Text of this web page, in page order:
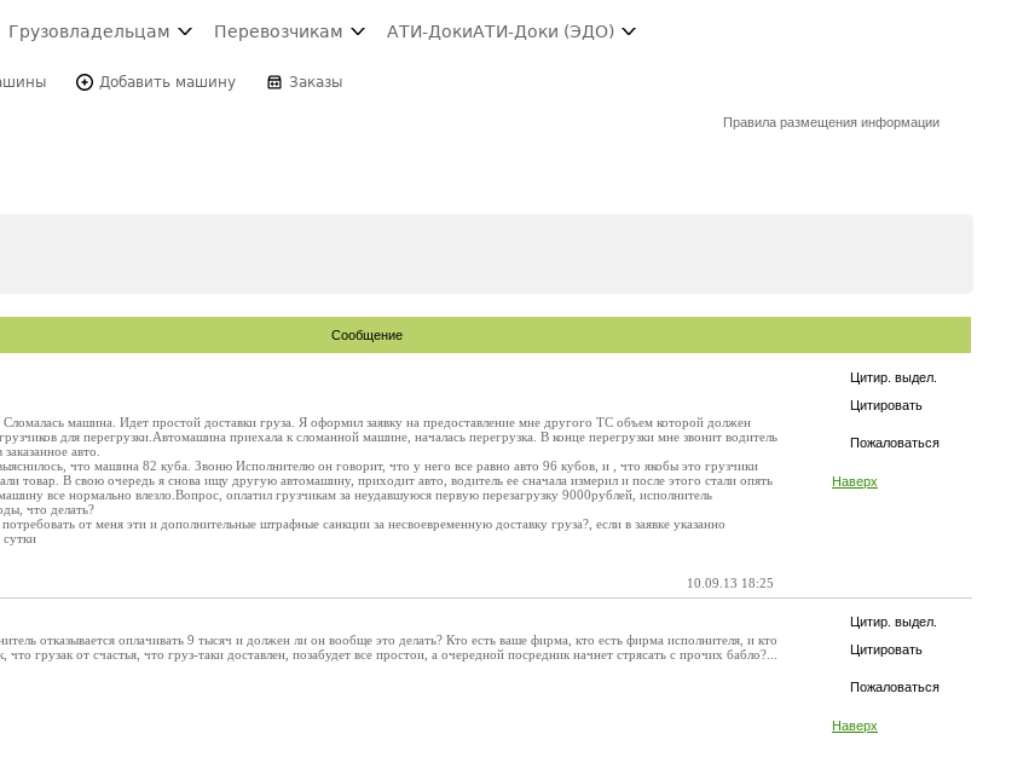
Грузовладельцам Перевозчикам АТИ-ДокиАТИ-Доки (ЭДО)
Добавить машину Заказы
Правила размещения информации
Сообщение
Цитир. выдел.
Цитировать
Пожаловаться
Наверх
машина. Идет простой доставки груза. Я оформил заявку на предоставление мне другого ТС объем которой должен
для перегрузки.Автомашина приехала к сломанной машине, началась перегрузка. В конце перегрузки мне звонит водитель
авто.
что машина 82 куба. Звоню Исполнителю он говорит, что у него все равно авто 96 кубов, и , что якобы это грузчики
товар. В свою очередь я снова ищу другую автомашину, приходит авто, водитель ее сначала измерил и после этого стали опять
все нормально влезло.Вопрос, оплатил грузчикам за неудавшуюся первую перезагрузку 9000рублей, исполнитель
что делать?
от меня эти и дополнительные штрафные санкции за несвоевременную доставку груза?, если в заявке указанно
сутки
10.09.13 18:25
Цитир. выдел.
Цитировать
Пожаловаться
Наверх
отказывается оплачивать 9 тысяч и должен ли он вообще это делать? Кто есть ваше фирма, кто есть фирма исполнителя, и кто
что грузак от счастья, что груз-таки доставлен, позабудет все простои, а очередной посредник начнет стрясать с прочих бабло?...